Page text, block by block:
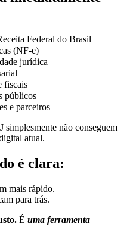
Federal do Brasil
(NF-e)
jurídica
fiscais
públicos
e parceiros
simplesmente não conseguem
atual.
é clara:
mais rápido.
para trás.
É uma ferramenta